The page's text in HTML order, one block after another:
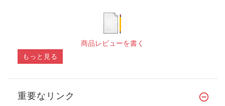
商品レビューを書く
もっと見る
重要なリンク